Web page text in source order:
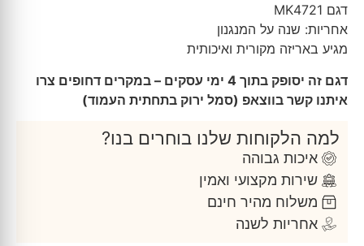
דגם MK4721
אחריות: שנה על המנגנון
מגיע באריזה מקורית ואיכותית
דגם זה יסופק בתוך 4 ימי עסקים – במקרים דחופים צרו
איתנו קשר בווצאפ (סמל ירוק בתחתית העמוד)
למה הלקוחות שלנו בוחרים בנו?
איכות גבוהה
שירות מקצועי ואמין
משלוח מהיר חינם
אחריות לשנה